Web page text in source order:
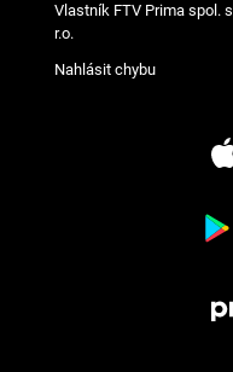
Vlastník FTV Prima spol. s
r.o.
Nahlásit chybu